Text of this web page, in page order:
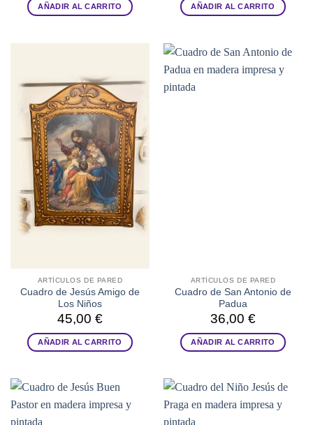
AÑADIR AL CARRITO AÑADIR AL CARRITO
ARTÍCULOS DE PARED
Cuadro de Jesús Amigo de
Los Niños
45,00 €
AÑADIR AL CARRITO
ARTÍCULOS DE PARED
Cuadro de San Antonio de
Padua
36,00 €
AÑADIR AL CARRITO